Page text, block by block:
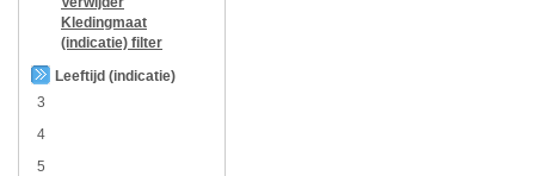
Kledingmaat
(indicatie) filter
Leeftijd (indicatie)
3
4
5